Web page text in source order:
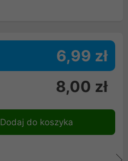
6,99 zł
8,00 zł
Dodaj do koszyka